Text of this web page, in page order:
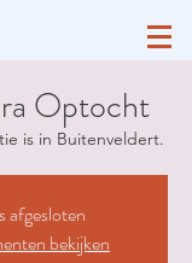
Optocht
is in Buitenveldert.
afgesloten
bekijken